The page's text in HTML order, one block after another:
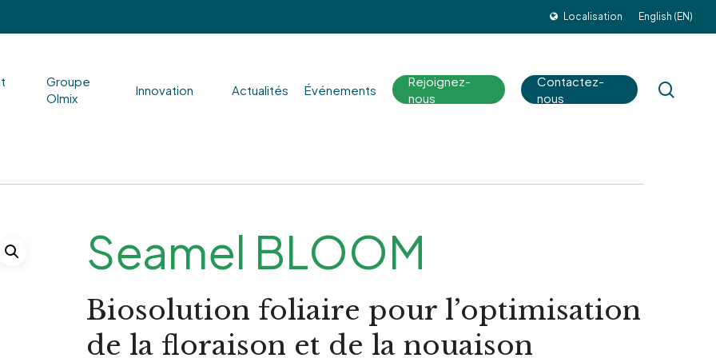
Localisation English (EN)
Groupe
Olmix
Innovation Actualités Événements
Rejoignez-
nous
Contactez-
nous
Seamel BLOOM
Biosolution foliaire pour l’optimisation
de la floraison et de la nouaison